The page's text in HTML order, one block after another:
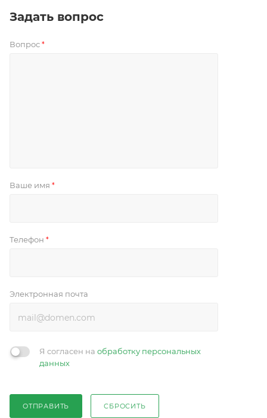
Задать вопрос
Вопрос *
Ваше имя *
Телефон *
Электронная почта
Я согласен на обработку персональных
данных
ОТПРАВИТЬ СБРОСИТЬ